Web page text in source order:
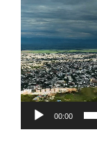
vídeo
00:00